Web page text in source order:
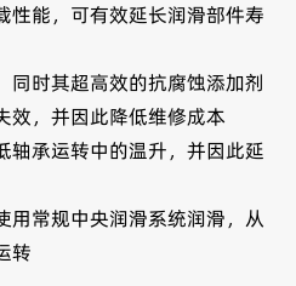
性能，可有效延长润滑部件寿
同时其超高效的抗腐蚀添加剂
效，并因此降低维修成本
轴承运转中的温升，并因此延
用常规中央润滑系统润滑，从
转